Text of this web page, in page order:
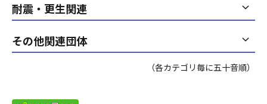
耐震・更生関連
その他関連団体
（各カテゴリ毎に五十音順）